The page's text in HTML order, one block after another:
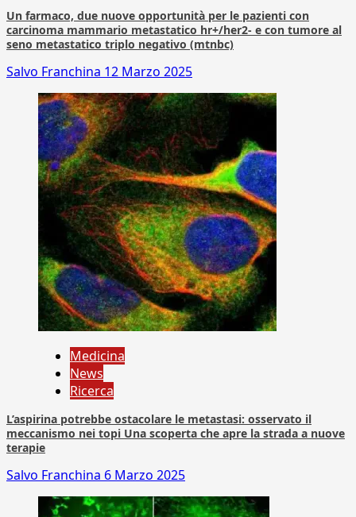
Un farmaco, due nuove opportunità per le pazienti con
carcinoma mammario metastatico hr+/her2- e con tumore al
seno metastatico triplo negativo (mtnbc)
Salvo Franchina 12 Marzo 2025
Medicina
News
Ricerca
L’aspirina potrebbe ostacolare le metastasi: osservato il
meccanismo nei topi Una scoperta che apre la strada a nuove
terapie
Salvo Franchina 6 Marzo 2025